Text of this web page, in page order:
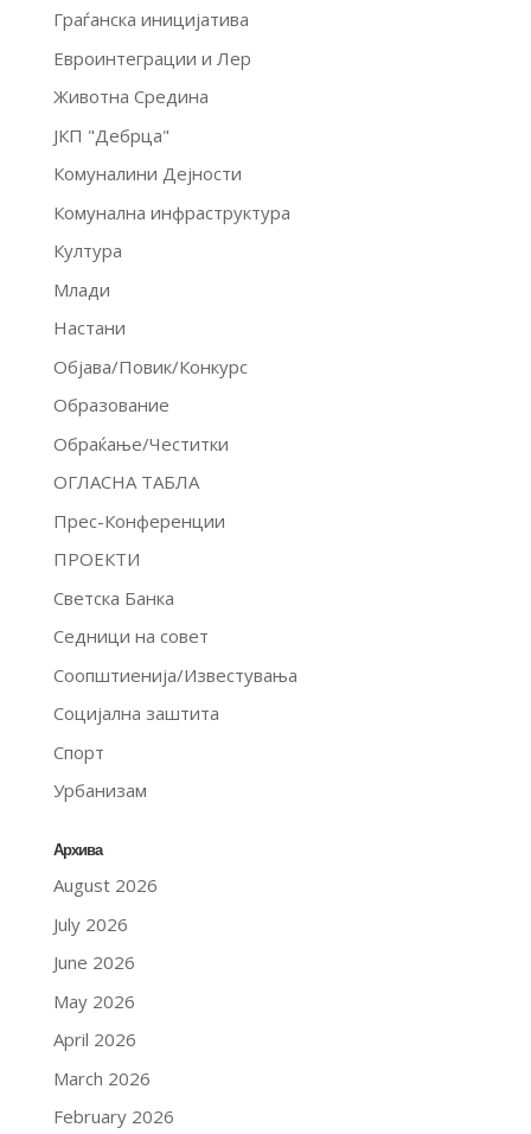
Граѓанска иницијатива
Евроинтеграции и Лер
Животна Средина
ЈКП "Дебрца"
Комуналини Дејности
Комунална инфраструктура
Култура
Млади
Настани
Објава/Повик/Конкурс
Образование
Обраќање/Честитки
ОГЛАСНА ТАБЛА
Прес-Конференции
ПРОЕКТИ
Светска Банка
Седници на совет
Соопштиенија/Известувања
Социјална заштита
Спорт
Урбанизам
Архива
August 2026
July 2026
June 2026
May 2026
April 2026
March 2026
February 2026